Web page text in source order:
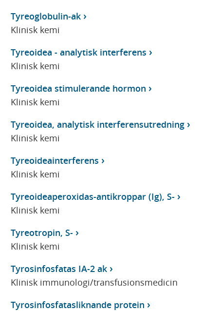
Tyreoglobulin-ak
Klinisk kemi
Tyreoidea - analytisk interferens
Klinisk kemi
Tyreoidea stimulerande hormon
Klinisk kemi
Tyreoidea, analytisk interferensutredning
Klinisk kemi
Tyreoideainterferens
Klinisk kemi
Tyreoideaperoxidas-antikroppar (Ig), S-
Klinisk kemi
Tyreotropin, S-
Klinisk kemi
Tyrosinfosfatas IA-2 ak
Klinisk immunologi/transfusionsmedicin
Tyrosinfosfatasliknande protein